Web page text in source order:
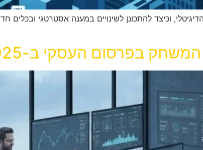
וכיצד להתכונן לשינויים במענה אסטרטגי ובכלים
בפרסום העסקי ב-2025